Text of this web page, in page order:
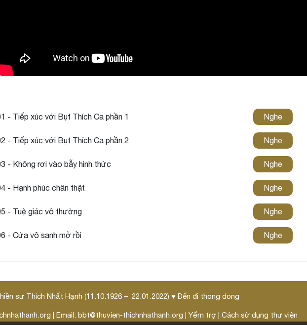
- Tiếp xúc với Bụt Thích Ca phần 1 Nghe
- Tiếp xúc với Bụt Thích Ca phần 2 Nghe
- Không rơi vào bẫy hình thức Nghe
- Hạnh phúc chân thật Nghe
- Tuệ giác vô thường Nghe
- Cửa vô sanh mở rồi Nghe
sư Thích Nhất Hạnh (11.10.1926 – 22.01.2022) ♥ Đến đi thong dong
| Email: bbt@thuvien-thichnhathanh.org |Yểm trợ Cách sử dụng thư viện